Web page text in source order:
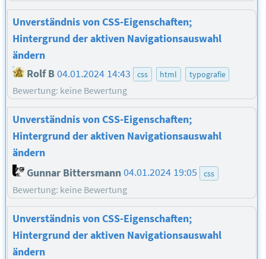
Unverständnis von CSS-Eigenschaften;
Hintergrund der aktiven Navigationsauswahl
ändern
Rolf B04.01.2024 14:43 css html typografie
Bewertung: keine Bewertung
Unverständnis von CSS-Eigenschaften;
Hintergrund der aktiven Navigationsauswahl
ändern
Gunnar Bittersmann04.01.2024 19:05 css
Bewertung: keine Bewertung
Unverständnis von CSS-Eigenschaften;
Hintergrund der aktiven Navigationsauswahl
ändern